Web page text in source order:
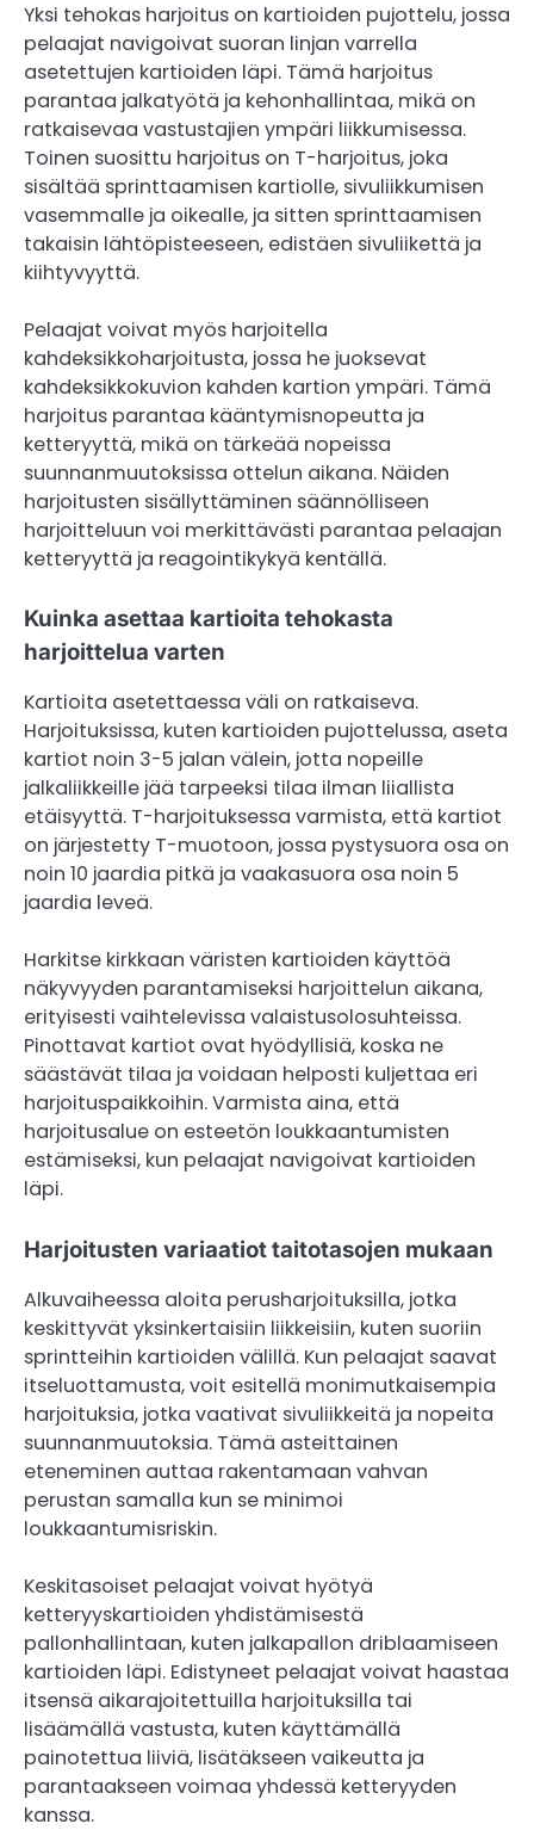
Yksi tehokas harjoitus on kartioiden pujottelu, jossa
pelaajat navigoivat suoran linjan varrella
asetettujen kartioiden läpi. Tämä harjoitus
parantaa jalkatyötä ja kehonhallintaa, mikä on
ratkaisevaa vastustajien ympäri liikkumisessa.
Toinen suosittu harjoitus on T-harjoitus, joka
sisältää sprinttaamisen kartiolle, sivuliikkumisen
vasemmalle ja oikealle, ja sitten sprinttaamisen
takaisin lähtöpisteeseen, edistäen sivuliikettä ja
kiihtyvyyttä.
Pelaajat voivat myös harjoitella
kahdeksikkoharjoitusta, jossa he juoksevat
kahdeksikkokuvion kahden kartion ympäri. Tämä
harjoitus parantaa kääntymisnopeutta ja
ketteryyttä, mikä on tärkeää nopeissa
suunnanmuutoksissa ottelun aikana. Näiden
harjoitusten sisällyttäminen säännölliseen
harjoitteluun voi merkittävästi parantaa pelaajan
ketteryyttä ja reagointikykyä kentällä.
Kuinka asettaa kartioita tehokasta
harjoittelua varten
Kartioita asetettaessa väli on ratkaiseva.
Harjoituksissa, kuten kartioiden pujottelussa, aseta
kartiot noin 3-5 jalan välein, jotta nopeille
jalkaliikkeille jää tarpeeksi tilaa ilman liiallista
etäisyyttä. T-harjoituksessa varmista, että kartiot
on järjestetty T-muotoon, jossa pystysuora osa on
noin 10 jaardia pitkä ja vaakasuora osa noin 5
jaardia leveä.
Harkitse kirkkaan väristen kartioiden käyttöä
näkyvyyden parantamiseksi harjoittelun aikana,
erityisesti vaihtelevissa valaistusolosuhteissa.
Pinottavat kartiot ovat hyödyllisiä, koska ne
säästävät tilaa ja voidaan helposti kuljettaa eri
harjoituspaikkoihin. Varmista aina, että
harjoitusalue on esteetön loukkaantumisten
estämiseksi, kun pelaajat navigoivat kartioiden
läpi.
Harjoitusten variaatiot taitotasojen mukaan
Alkuvaiheessa aloita perusharjoituksilla, jotka
keskittyvät yksinkertaisiin liikkeisiin, kuten suoriin
sprintteihin kartioiden välillä. Kun pelaajat saavat
itseluottamusta, voit esitellä monimutkaisempia
harjoituksia, jotka vaativat sivuliikkeitä ja nopeita
suunnanmuutoksia. Tämä asteittainen
eteneminen auttaa rakentamaan vahvan
perustan samalla kun se minimoi
loukkaantumisriskin.
Keskitasoiset pelaajat voivat hyötyä
ketteryyskartioiden yhdistämisestä
pallonhallintaan, kuten jalkapallon driblaamiseen
kartioiden läpi. Edistyneet pelaajat voivat haastaa
itsensä aikarajoitettuilla harjoituksilla tai
lisäämällä vastusta, kuten käyttämällä
painotettua liiviä, lisätäkseen vaikeutta ja
parantaakseen voimaa yhdessä ketteryyden
kanssa.